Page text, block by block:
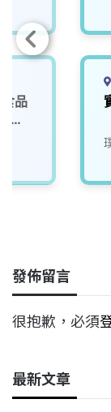
品
發佈留言
很抱歉，必須
最新文章